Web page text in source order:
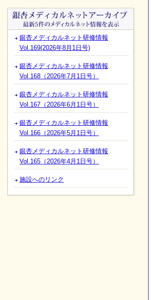
銀杏メディカルネット研修情報
Vol.169(2026年8月1日号)
銀杏メディカルネット研修情報
Vol.168（2026年7月1日号）
銀杏メディカルネット研修情報
Vol.167（2026年6月1日号）
銀杏メディカルネット研修情報
Vol.166（2026年5月1日号）
銀杏メディカルネット研修情報
Vol.165（2026年4月1日号）
施設へのリンク